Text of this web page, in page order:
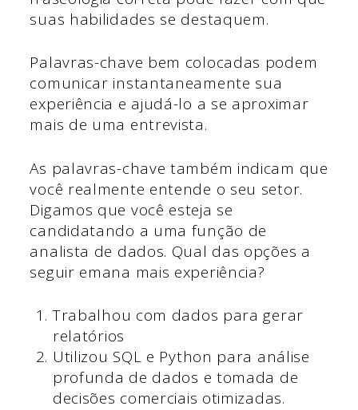
suas habilidades se destaquem.
Palavras-chave bem colocadas podem
comunicar instantaneamente sua
experiência e ajudá-lo a se aproximar
mais de uma entrevista.
As palavras-chave também indicam que
você realmente entende o seu setor.
Digamos que você esteja se
candidatando a uma função de
analista de dados. Qual das opções a
seguir emana mais experiência?
Trabalhou com dados para gerar
relatórios
Utilizou SQL e Python para análise
profunda de dados e tomada de
decisões comerciais otimizadas.